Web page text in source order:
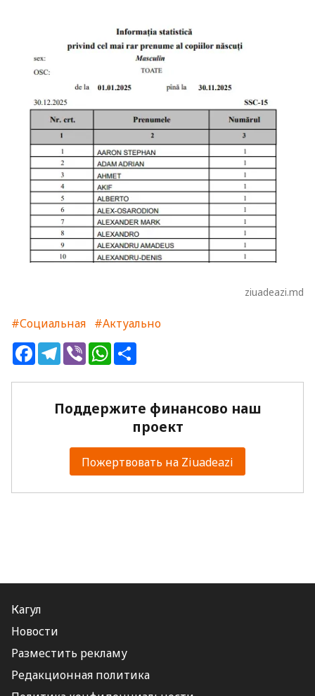
ziuadeazi.md
#Социальная #Актуально
FacebookTelegram
ViberWhatsApp
Поддержите финансово наш
проект
Пожертвовать на Ziuadeazi
Кагул
Новости
Разместить рекламу
Редакционная политика